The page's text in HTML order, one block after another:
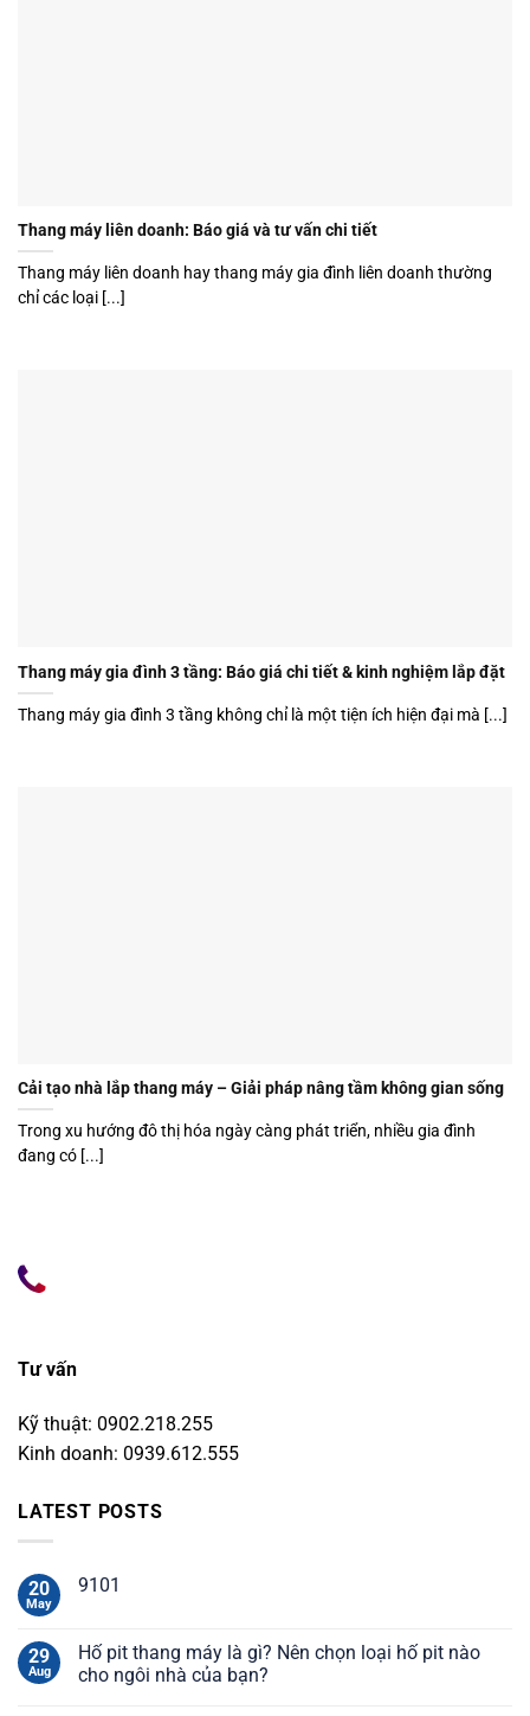
Thang máy liên doanh: Báo giá và tư vấn chi tiết
Thang máy liên doanh hay thang máy gia đình liên doanh thường
chỉ các loại [...]
Thang máy gia đình 3 tầng: Báo giá chi tiết & kinh nghiệm lắp đặt
Thang máy gia đình 3 tầng không chỉ là một tiện ích hiện đại mà [...]
Cải tạo nhà lắp thang máy – Giải pháp nâng tầm không gian sống
Trong xu hướng đô thị hóa ngày càng phát triển, nhiều gia đình
đang có [...]
Tư vấn
Kỹ thuật: 0902.218.255
Kinh doanh: 0939.612.555
LATEST POSTS
20
May
9101
29
Aug
Hố pit thang máy là gì? Nên chọn loại hố pit nào
cho ngôi nhà của bạn?